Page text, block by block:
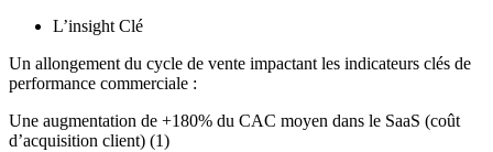
L’insight Clé
Un allongement du cycle de vente impactant les indicateurs clés de
performance commerciale :
Une augmentation de +180% du CAC moyen dans le SaaS (coût
d’acquisition client) (1)